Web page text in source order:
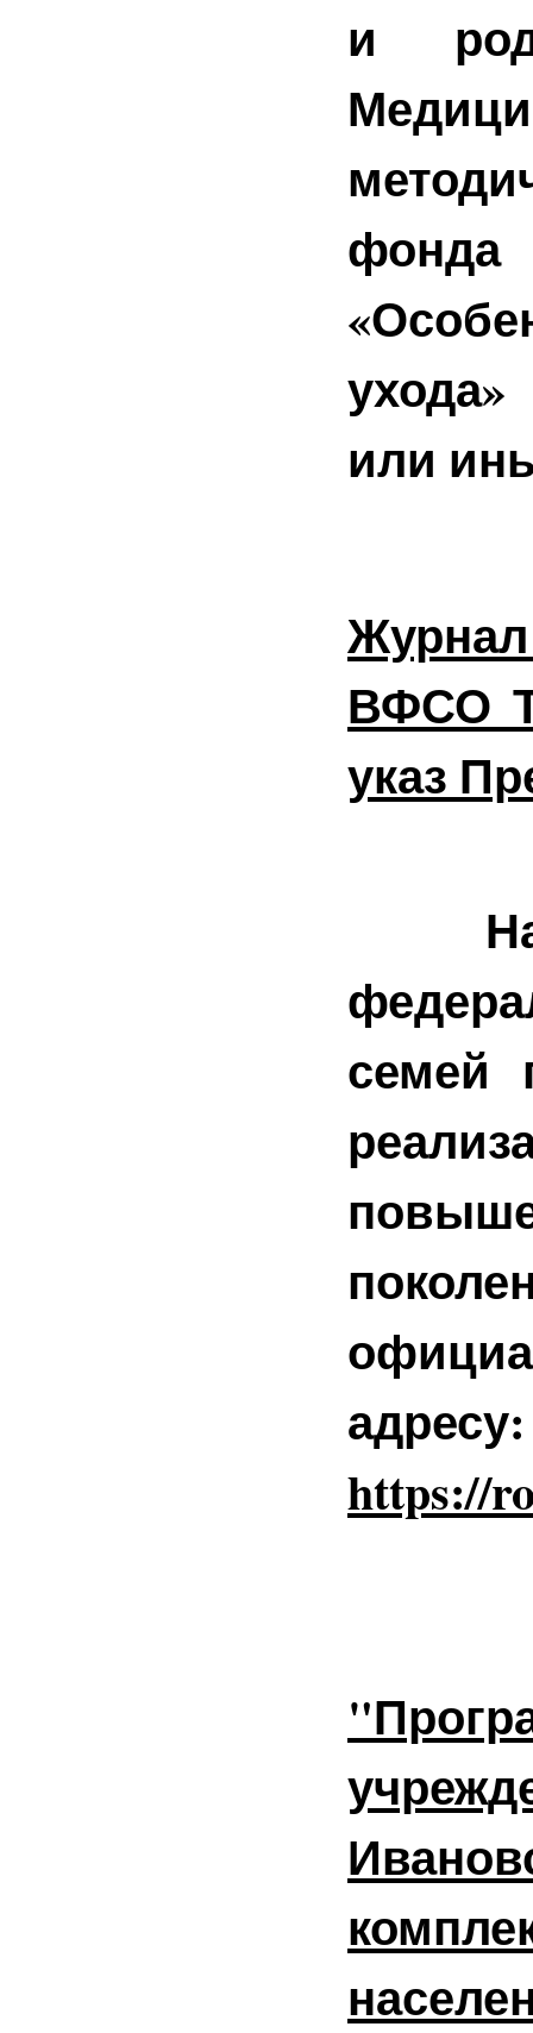
и
фонда
или
ВФСО
указ
семей
https://